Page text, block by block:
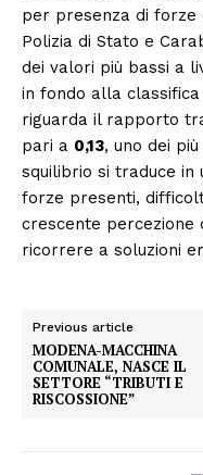
per presenza di forze
Polizia di Stato e
dei valori più bassi a
in fondo alla
riguarda il rapporto
pari a 0,13, uno dei
squilibrio si traduce in
forze presenti,
crescente percezione
ricorrere a soluzioni
Previous article
MODENA-MACCHINA
COMUNALE, NASCE IL
SETTORE “TRIBUTI E
RISCOSSIONE”